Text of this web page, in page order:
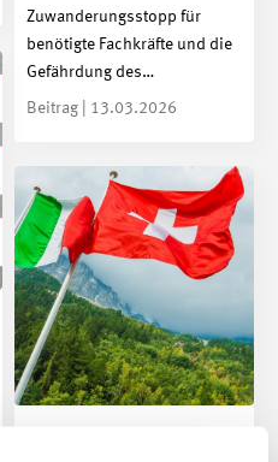
Zuwanderungsstopp für
benötigte Fachkräfte und die
Gefährdung des…
Beitrag | 13.03.2026